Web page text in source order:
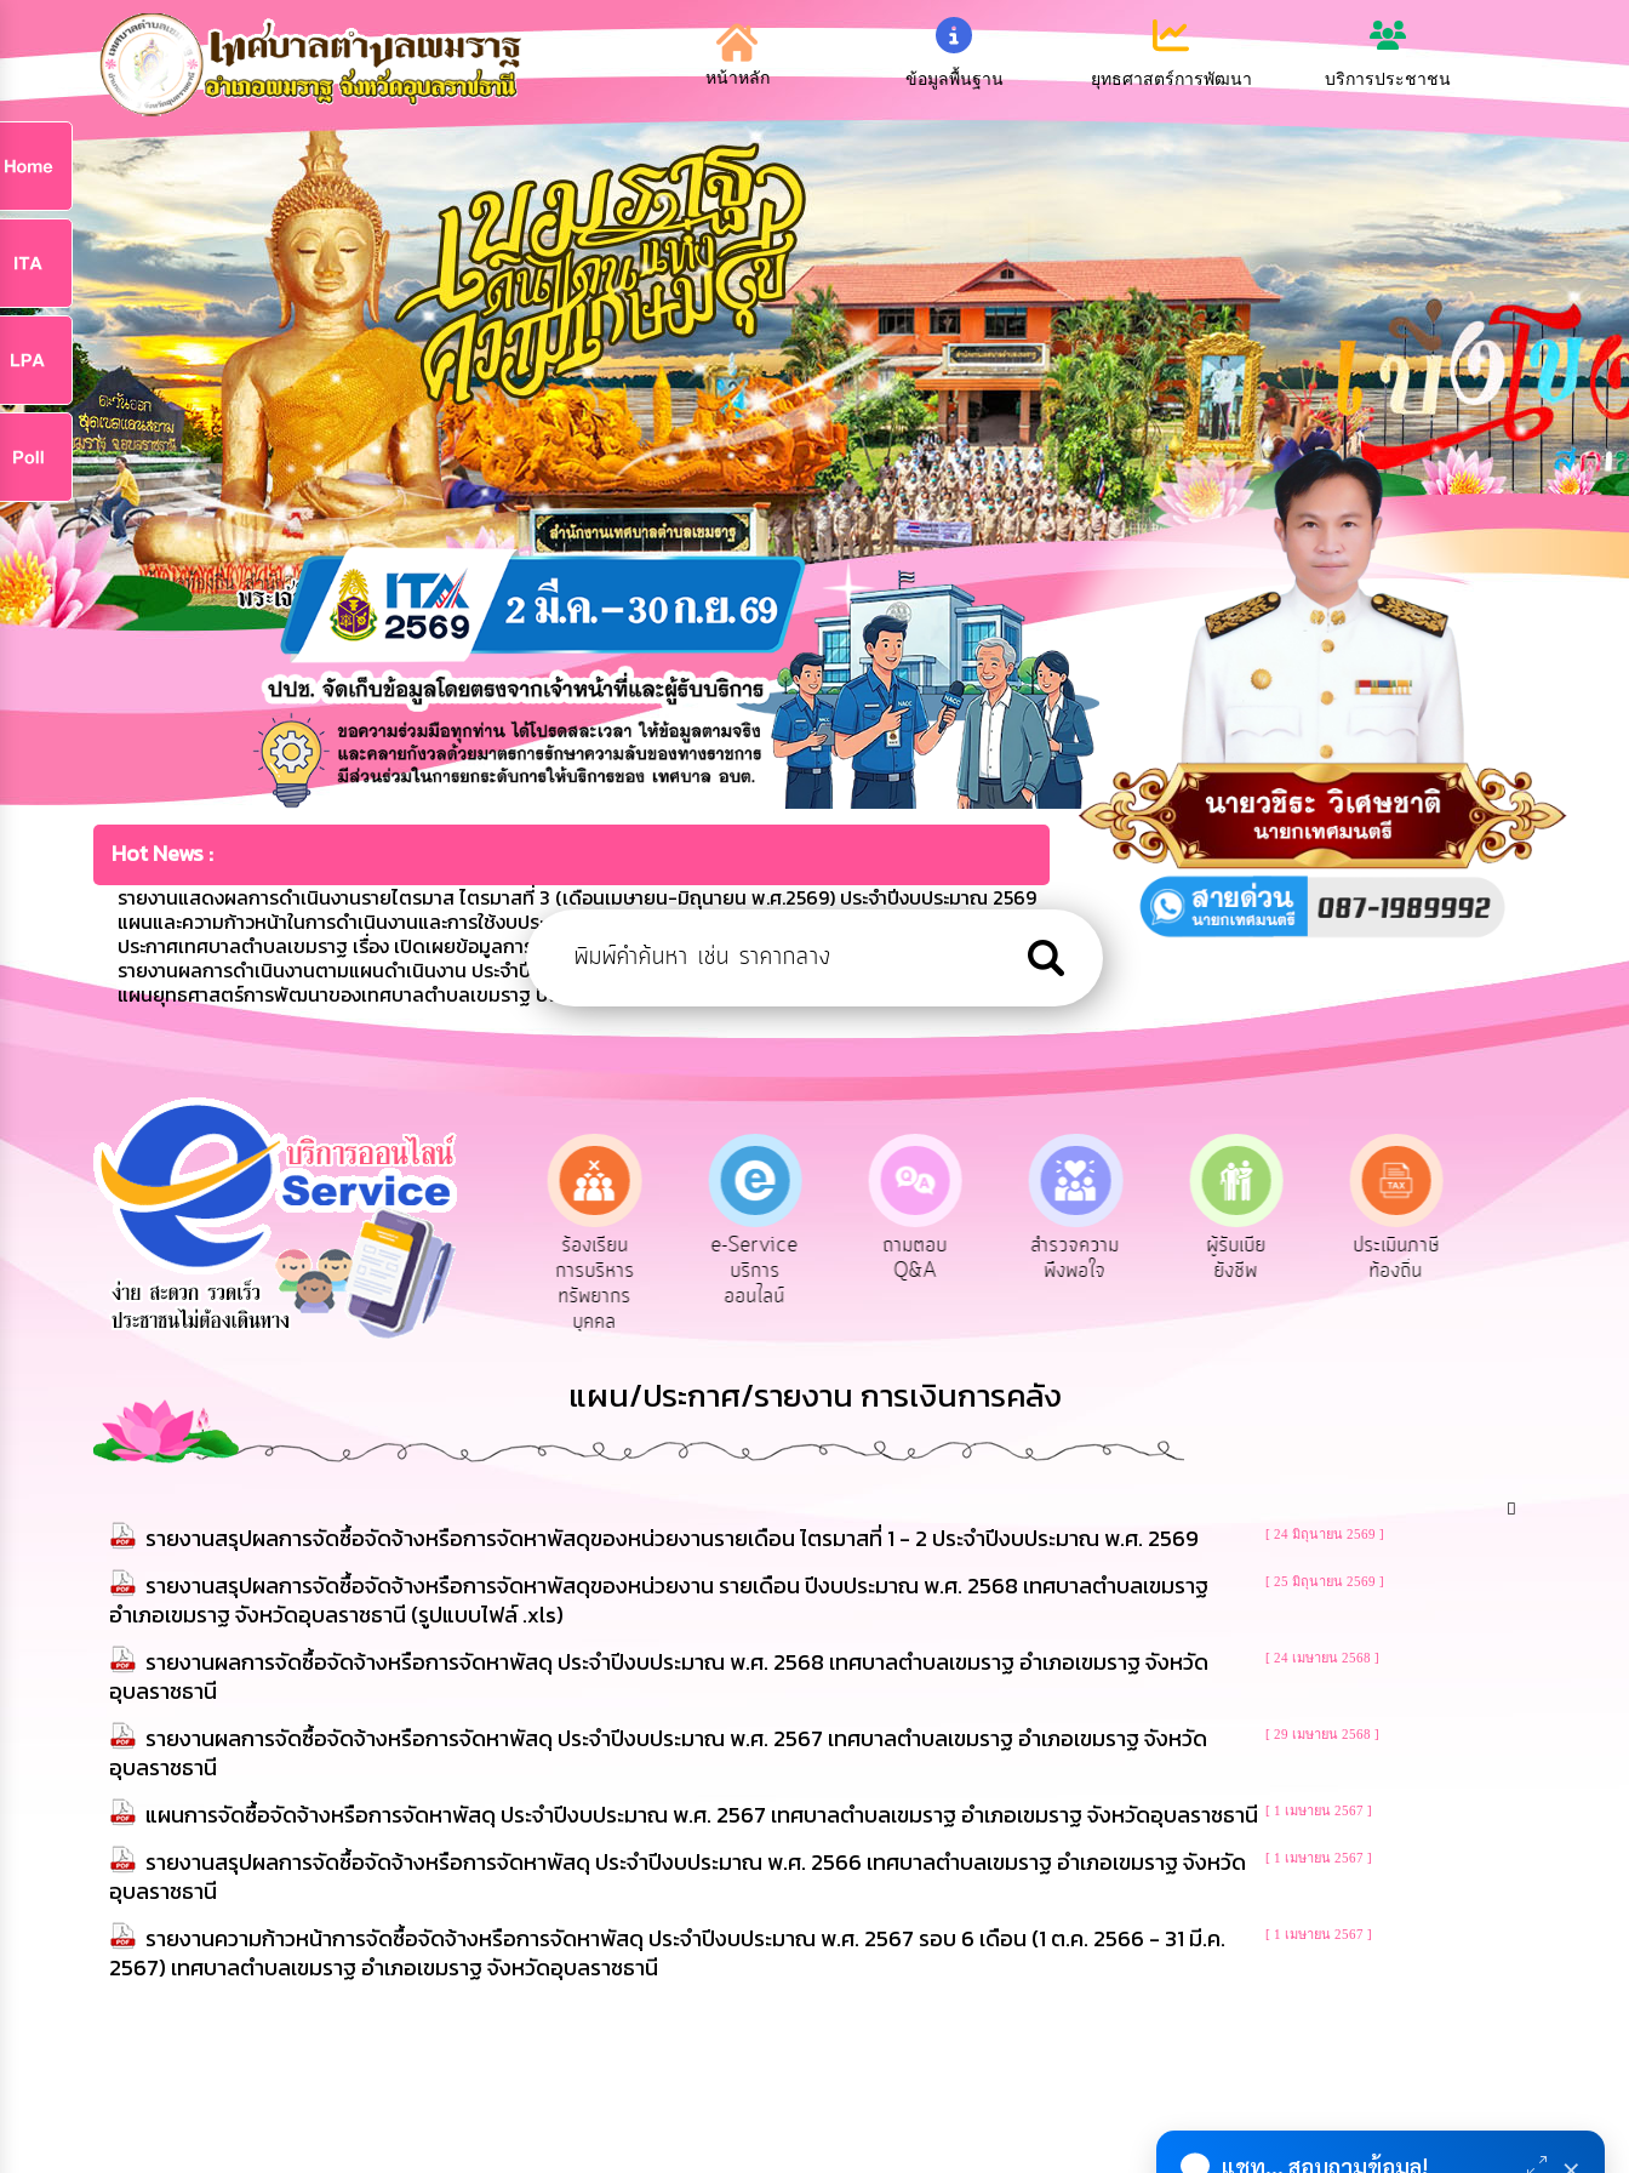
หน้าหลัก ข้อมูลพื้นฐาน ยุทธศาสตร์การพัฒนา บริการประชาชน
Hot News :
รายงานแสดงผลการดำเนินงานรายไตรมาส ไตรมาสที่ 3 (เดือนเมษายน-มิถุนายน พ.ศ.2569) ประจำปีงบประมาณ 2569
แผนและความก้าวหน้าในการดำเนินงานและการใช้งบประมาณประจำปี พ.ศ.2568
ประกาศเทศบาลตำบลเขมราฐ เรื่อง เปิดเผยข้อมูลการจ่ายขาดของเทศบาลตำบลเขมราฐ
รายงานผลการดำเนินงานตามแผนดำเนินงาน ประจำปีงบประมาณ 2568
แผนยุทธศาสตร์การพัฒนาของเทศบาลตำบลเขมราฐ ปีงบประมาณ พ.ศ.2569
รับฟังความ
ประชาชน
ร้องเรียน
ร้องทุกข์
ร้องเรียน
การทุจริต
ร้องเรียน
การบริหาร
ทรัพยากร
บุคคล
e-Service
บริการ
ออนไลน์
ถามตอบ
Q&A
สำรวจความ
พึงพอใจ
ผู้รับเบีย
ยังชีพ
ประเมินภาษี
ท้องถิ่น
แผน/ประกาศ/รายงาน การเงินการคลัง
รายงานสรุปผลการจัดซื้อจัดจ้างหรือการจัดหาพัสดุของหน่วยงานรายเดือน ไตรมาสที่ 1 - 2 ประจำปีงบประมาณ พ.ศ. 2569 [ 24 มิถุนายน 2569 ]
รายงานสรุปผลการจัดซื้อจัดจ้างหรือการจัดหาพัสดุของหน่วยงาน รายเดือน ปีงบประมาณ พ.ศ. 2568 เทศบาลตำบลเขมราฐ
อำเภอเขมราฐ จังหวัดอุบลราชธานี (รูปแบบไฟล์ .xls)
[ 25 มิถุนายน 2569 ]
รายงานผลการจัดซื้อจัดจ้างหรือการจัดหาพัสดุ ประจำปีงบประมาณ พ.ศ. 2568 เทศบาลตำบลเขมราฐ อำเภอเขมราฐ จังหวัด
อุบลราชธานี
[ 24 เมษายน 2568 ]
รายงานผลการจัดซื้อจัดจ้างหรือการจัดหาพัสดุ ประจำปีงบประมาณ พ.ศ. 2567 เทศบาลตำบลเขมราฐ อำเภอเขมราฐ จังหวัด
อุบลราชธานี
[ 29 เมษายน 2568 ]
แผนการจัดซื้อจัดจ้างหรือการจัดหาพัสดุ ประจำปีงบประมาณ พ.ศ. 2567 เทศบาลตำบลเขมราฐ อำเภอเขมราฐ จังหวัดอุบลราชธานี [ 1 เมษายน 2567 ]
รายงานสรุปผลการจัดซื้อจัดจ้างหรือการจัดหาพัสดุ ประจำปีงบประมาณ พ.ศ. 2566 เทศบาลตำบลเขมราฐ อำเภอเขมราฐ จังหวัด
อุบลราชธานี
[ 1 เมษายน 2567 ]
รายงานความก้าวหน้าการจัดซื้อจัดจ้างหรือการจัดหาพัสดุ ประจำปีงบประมาณ พ.ศ. 2567 รอบ 6 เดือน (1 ต.ค. 2566 - 31 มี.ค.
2567) เทศบาลตำบลเขมราฐ อำเภอเขมราฐ จังหวัดอุบลราชธานี
[ 1 เมษายน 2567 ]
แชท... สอบถามข้อมูล!